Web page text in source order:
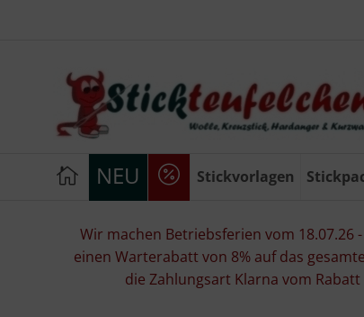
NEU Stickvorlagen
Wir machen Betriebsferien vom 18.07.26
einen Warterabatt von 8% auf das
die Zahlungsart Klarna vom